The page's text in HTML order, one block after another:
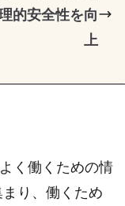
的安全性を向
上
く働くための情
り、働くため